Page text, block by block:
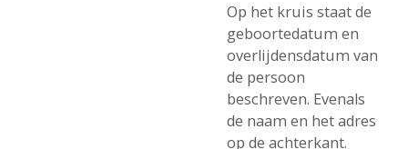
Op het kruis staat de
geboortedatum en
overlijdensdatum van
de persoon
beschreven. Evenals
de naam en het adres
op de achterkant.